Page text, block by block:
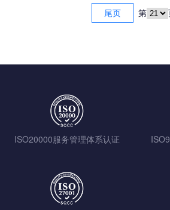
尾页 第
ISO20000服务管理体系认证